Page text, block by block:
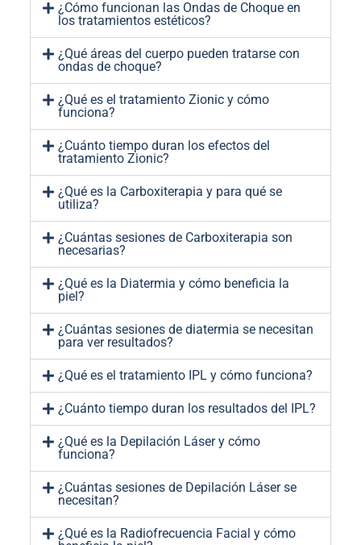
¿Cómo funcionan las Ondas de Choque en
los tratamientos estéticos?
¿Qué áreas del cuerpo pueden tratarse con
ondas de choque?
¿Qué es el tratamiento Zionic y cómo
funciona?
¿Cuánto tiempo duran los efectos del
tratamiento Zionic?
¿Qué es la Carboxiterapia y para qué se
utiliza?
¿Cuántas sesiones de Carboxiterapia son
necesarias?
¿Qué es la Diatermia y cómo beneficia la
piel?
¿Cuántas sesiones de diatermia se necesitan
para ver resultados?
¿Qué es el tratamiento IPL y cómo funciona?
¿Cuánto tiempo duran los resultados del IPL?
¿Qué es la Depilación Láser y cómo
funciona?
¿Cuántas sesiones de Depilación Láser se
necesitan?
¿Qué es la Radiofrecuencia Facial y cómo